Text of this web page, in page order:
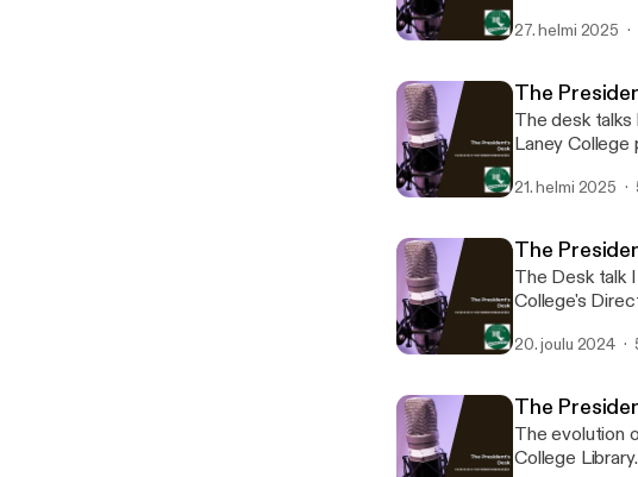
27. helmi 2025
The
The desk
Laney College
21. helmi 2025
The
The Desk talk
College's
20. joulu 2024
The
The evolution
College Library.